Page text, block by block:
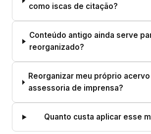
como iscas de citação?
Conteúdo antigo ainda serve
reorganizado?
Reorganizar meu próprio
assessoria de imprensa?
Quanto custa aplicar esse